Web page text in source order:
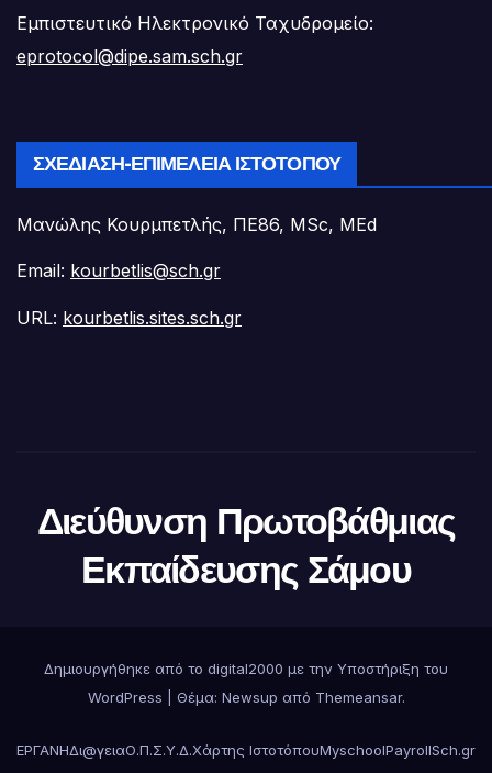
Εμπιστευτικό Ηλεκτρονικό Ταχυδρομείο:
eprotocol@dipe.sam.sch.gr
ΣΧΕΔΊΑΣΗ-ΕΠΙΜΈΛΕΙΑ ΙΣΤΟΤΌΠΟΥ
Μανώλης Κουρμπετλής, ΠΕ86, MSc, MEd
Email: kourbetlis@sch.gr
URL: kourbetlis.sites.sch.gr
Διεύθυνση Πρωτοβάθμιας
Εκπαίδευσης Σάμου
Δημιουργήθηκε από το digital2000 με την Υποστήριξη του
WordPress
Θέμα: Newsup από Themeansar.
ΕΡΓΑΝΗΔι@γειαΟ.Π.Σ.Υ.Δ.Χάρτης ΙστοτόπουMyschoolPayrollSch.gr